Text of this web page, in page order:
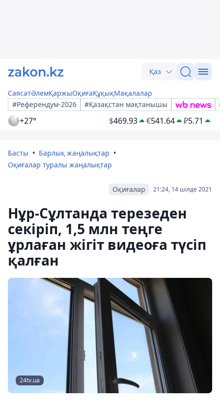
Қаз
СаясатӘлемҚаржыОқиғаҚұқықМақалалар
#Референдум-2026
#Қазақстан мақтанышы
+27° $469.93 €541.64 ₽5.71
Басты
Барлық жаңалықтар
Оқиғалар туралы жаңалықтар
21:24, 14 шілде 2021
Оқиғалар
Нұр-Сұлтанда терезеден
секіріп, 1,5 млн теңге
ұрлаған жігіт видеоға түсіп
қалған
24tv.ua